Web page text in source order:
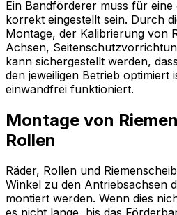
Ein Bandförderer muss für eine
korrekt eingestellt sein. Durch
Montage, der Kalibrierung von
Achsen,
kann sichergestellt werden,
den jeweiligen Betrieb optimiert
einwandfrei funktioniert.
Montage von
Rollen
Räder, Rollen und
Winkel zu den Antriebsachsen
montiert werden. Wenn dies